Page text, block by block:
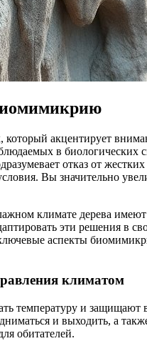
акцентирует
в биологических
отказ от
Вы значительно
климате дерева
эти решения в
аспекты
климатом
и защищают
и выходить, а
обитателей.